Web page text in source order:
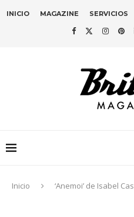
INICIO MAGAZINE SERVICIOS
Inicio ‘Anemoi’ de Isabel